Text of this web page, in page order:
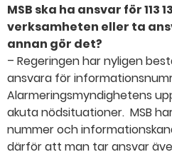
MSB ska ha ansvar för 113
verksamheten eller ta
annan gör det?
– Regeringen har nyligen
ansvara för
Alarmeringsmyndighetens
akuta nödsituationer. MSB
nummer och
därför att man tar ansvar